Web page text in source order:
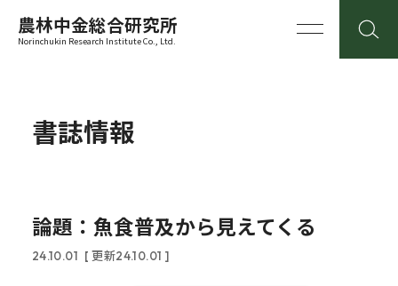
農林中金総合研究所
Norinchukin Research Institute Co., Ltd.
書誌情報
論題：魚食普及から見えてくる
24.10.01 [ 更新24.10.01 ]